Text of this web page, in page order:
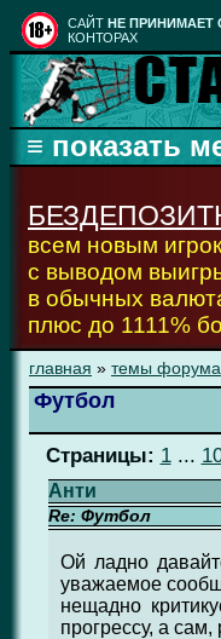
CАЙТ НЕ ПРИНИМАЕТ
КОНТОРАХ
всем новым
с выводом
в обычных
плюс до 1111%
главная » темы форума
Футбол
Страницы: 1...
Анти
Re: Футбол
Ой ладно
уважаемое
нещадно
прогрессу, а сам,